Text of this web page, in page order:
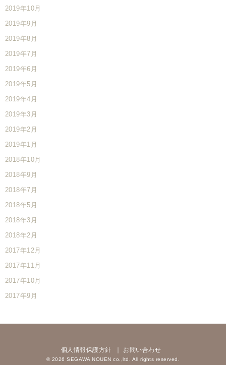
2019年10月
2019年9月
2019年8月
2019年7月
2019年6月
2019年5月
2019年4月
2019年3月
2019年2月
2019年1月
2018年10月
2018年9月
2018年7月
2018年5月
2018年3月
2018年2月
2017年12月
2017年11月
2017年10月
2017年9月
個人情報保護方針 お問い合わせ
© 2026 SEGAWA NOUEN co.,ltd. All rights reserved.